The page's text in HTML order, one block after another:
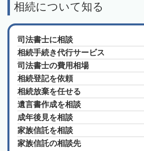
相続について知る
司法書士に相談
相続手続き代行サービス
司法書士の費用相場
相続登記を依頼
相続放棄を任せる
遺言書作成を相談
成年後見を相談
家族信託を相談
家族信託の相談先